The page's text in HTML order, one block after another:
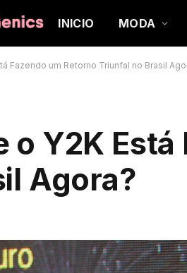
INICIO MODA
Fazendo um Retorno Triunfal no Brasil
o Y2K
Agora?